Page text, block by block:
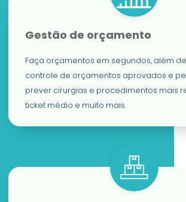
Gestão de orçamento
Faça orçamentos em segundos, além
controle de orçamentos aprovados e
prever cirurgias e procedimentos mais
ticket médio e muito mais.